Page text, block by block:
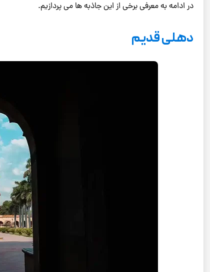
در ادامه به معرفی برخی از این جاذبه ها می پردازیم.
دهلی قدیم